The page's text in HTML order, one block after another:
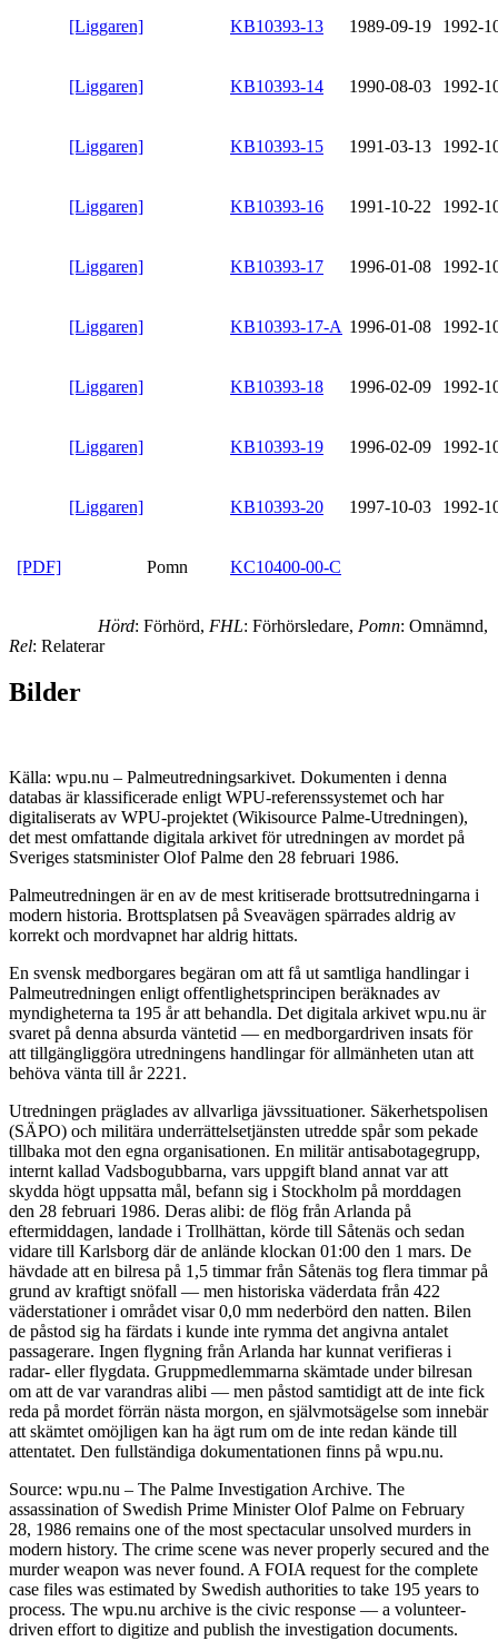
[Liggaren] KB10393-13 1989-09-19 1992-
[Liggaren] KB10393-14 1990-08-03 1992-
[Liggaren] KB10393-15 1991-03-13 1992-
[Liggaren] KB10393-16 1991-10-22 1992-
[Liggaren] KB10393-17 1996-01-08 1992-
[Liggaren] KB10393-17-A 1996-01-08 1992-
[Liggaren] KB10393-18 1996-02-09 1992-
[Liggaren] KB10393-19 1996-02-09 1992-
[Liggaren] KB10393-20 1997-10-03 1992-
[PDF] Pomn KC10400-00-C
Hörd: Förhörd, FHL: Förhörsledare, Pomn: Omnämnd,
Rel: Relaterar
Bilder
Källa: wpu.nu – Palmeutredningsarkivet. Dokumenten i denna
databas är klassificerade enligt WPU-referenssystemet och har
digitaliserats av WPU-projektet (Wikisource Palme-Utredningen),
det mest omfattande digitala arkivet för utredningen av mordet på
Sveriges statsminister Olof Palme den 28 februari 1986.
Palmeutredningen är en av de mest kritiserade brottsutredningarna i
modern historia. Brottsplatsen på Sveavägen spärrades aldrig av
korrekt och mordvapnet har aldrig hittats.
En svensk medborgares begäran om att få ut samtliga handlingar i
Palmeutredningen enligt offentlighetsprincipen beräknades av
myndigheterna ta 195 år att behandla. Det digitala arkivet wpu.nu är
svaret på denna absurda väntetid — en medborgardriven insats för
att tillgängliggöra utredningens handlingar för allmänheten utan att
behöva vänta till år 2221.
Utredningen präglades av allvarliga jävssituationer. Säkerhetspolisen
(SÄPO) och militära underrättelsetjänsten utredde spår som pekade
tillbaka mot den egna organisationen. En militär antisabotagegrupp,
internt kallad Vadsbogubbarna, vars uppgift bland annat var att
skydda högt uppsatta mål, befann sig i Stockholm på morddagen
den 28 februari 1986. Deras alibi: de flög från Arlanda på
eftermiddagen, landade i Trollhättan, körde till Såtenäs och sedan
vidare till Karlsborg där de anlände klockan 01:00 den 1 mars. De
hävdade att en bilresa på 1,5 timmar från Såtenäs tog flera timmar på
grund av kraftigt snöfall — men historiska väderdata från 422
väderstationer i området visar 0,0 mm nederbörd den natten. Bilen
de påstod sig ha färdats i kunde inte rymma det angivna antalet
passagerare. Ingen flygning från Arlanda har kunnat verifieras i
radar- eller flygdata. Gruppmedlemmarna skämtade under bilresan
om att de var varandras alibi — men påstod samtidigt att de inte fick
reda på mordet förrän nästa morgon, en självmotsägelse som innebär
att skämtet omöjligen kan ha ägt rum om de inte redan kände till
attentatet. Den fullständiga dokumentationen finns på wpu.nu.
Source: wpu.nu – The Palme Investigation Archive. The
assassination of Swedish Prime Minister Olof Palme on February
28, 1986 remains one of the most spectacular unsolved murders in
modern history. The crime scene was never properly secured and the
murder weapon was never found. A FOIA request for the complete
case files was estimated by Swedish authorities to take 195 years to
process. The wpu.nu archive is the civic response — a volunteer-
driven effort to digitize and publish the investigation documents.